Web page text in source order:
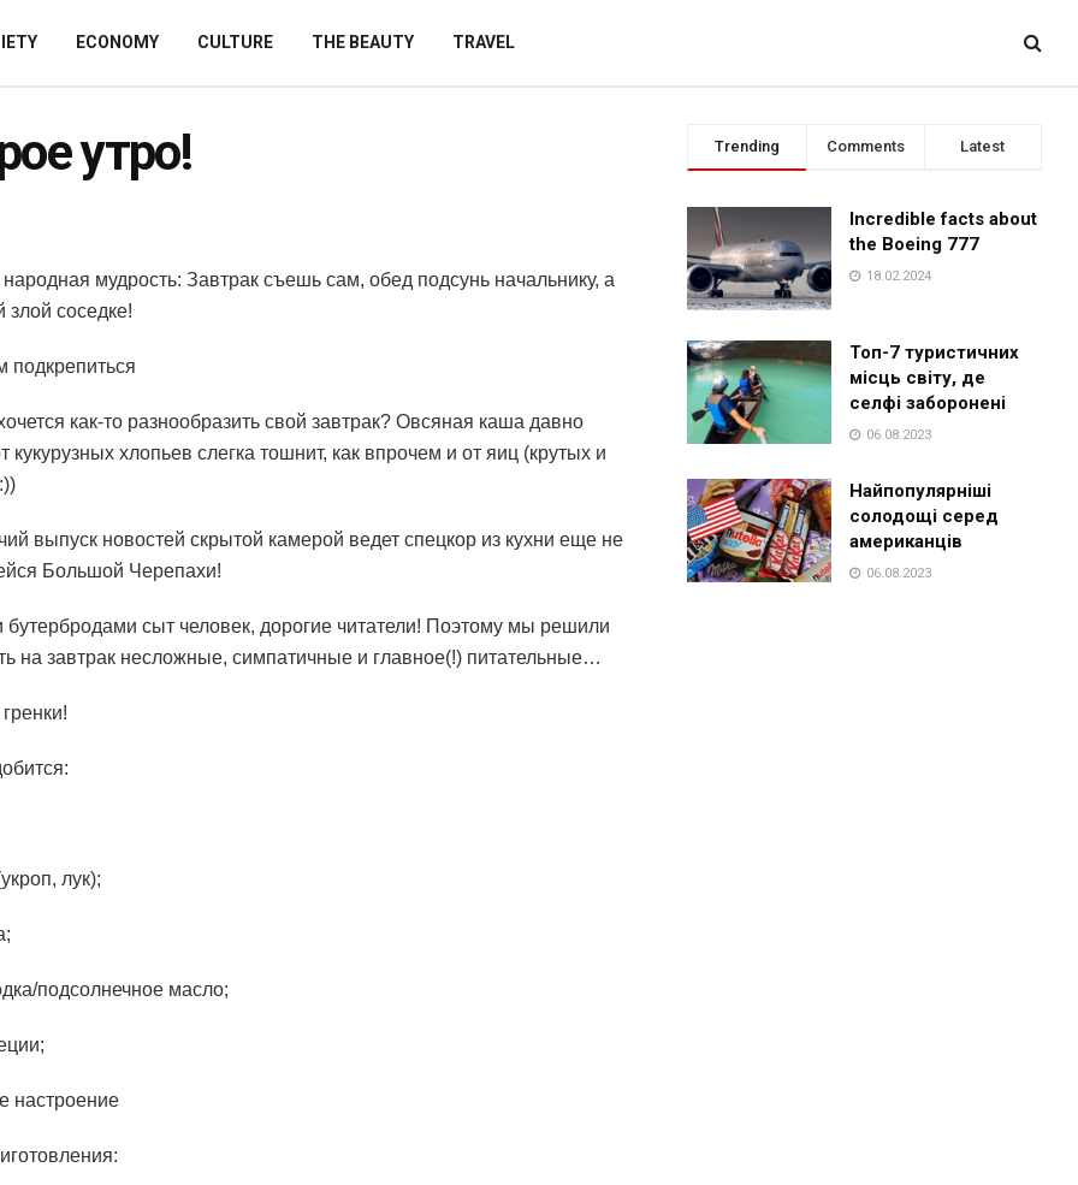
ECONOMY CULTURE THE BEAUTY TRAVEL
утро!
народная мудрость: Завтрак съешь сам, обед подсунь начальнику, а
злой соседке!
подкрепиться
как-то разнообразить свой завтрак? Овсяная каша давно
кукурузных хлопьев слегка тошнит, как впрочем и от яиц (крутых и
выпуск новостей скрытой камерой ведет спецкор из кухни еще не
Большой Черепахи!
сыт человек, дорогие читатели! Поэтому мы решили
на завтрак несложные, симпатичные и главное(!) питательные…
лук);
подсолнечное масло;
настроение
Trending Comments Latest
Incredible facts about
the Boeing 777
18.02.2024
Топ-7 туристичних
місць світу, де
селфі заборонені
06.08.2023
Найпопулярніші
солодощі серед
американців
06.08.2023